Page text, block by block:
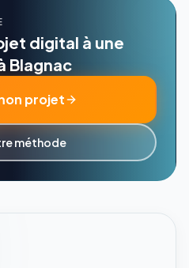
digital à une
Blagnac
projet
méthode